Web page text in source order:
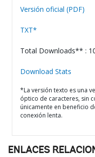
Versión oficial (PDF)
TXT*
Total Downloads** :
Download Stats
*La versión texto es una
óptico de caracteres, sin
únicamente en beneficio
conexión lenta.
ENLACES